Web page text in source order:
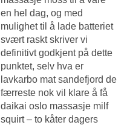
en hel dag, og med
mulighet til å lade batteriet
svært raskt skriver vi
definitivt godkjent på dette
punktet, selv hva er
lavkarbo mat sandefjord de
færreste nok vil klare å få
daikai oslo massasje milf
squirt – to kåter dagers